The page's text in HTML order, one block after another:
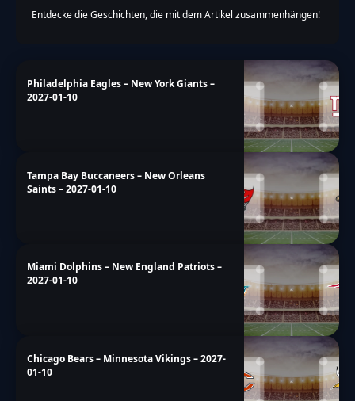
Entdecke die Geschichten, die mit dem Artikel zusammenhängen!
Philadelphia Eagles – New York Giants –
2027-01-10
Tampa Bay Buccaneers – New Orleans
Saints – 2027-01-10
Miami Dolphins – New England Patriots –
2027-01-10
Chicago Bears – Minnesota Vikings – 2027-
01-10